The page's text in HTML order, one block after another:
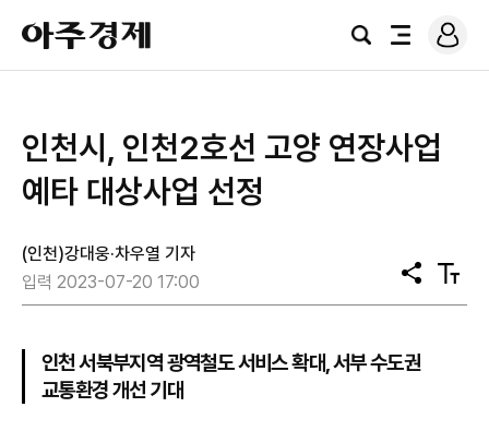
아
주
경
검
전
로
그
인천시, 인천2호선 고양 연장사업
예타 대상사업 선정
(인천)강대웅·차우열 기자
입력 2023-07-20 17:00
공
유
텍
스
인천 서북부지역 광역철도 서비스 확대, 서부 수도권
교통환경 개선 기대